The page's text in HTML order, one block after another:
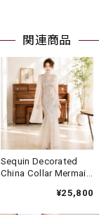
関連商品
Sequin Decorated
China Collar Mermaid
¥25,800